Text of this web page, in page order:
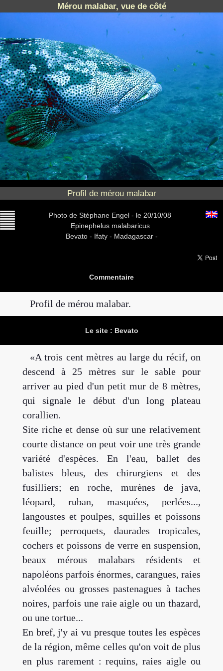
Mérou malabar, vue de côté
Profil de mérou malabar
Photo de Stéphane Engel - le 20/10/08
Epinephelus malabaricus
Bevato - Ifaty - Madagascar -
Commentaire
Profil de mérou malabar.
Le site : Bevato
A trois cent mètres au large du récif, on
descend à 25 mètres sur le sable pour
arriver au pied d'un petit mur de 8 mètres,
qui signale le début d'un long plateau
corallien.
Site riche et dense où sur une relativement
courte distance on peut voir une très grande
variété d'espèces. En l'eau, ballet des
balistes bleus, des chirurgiens et des
fusilliers; en roche, murènes de java,
léopard, ruban, masquées, perlées...,
langoustes et poulpes, squilles et poissons
feuille; perroquets, daurades tropicales,
cochers et poissons de verre en suspension,
beaux mérous malabars résidents et
napoléons parfois énormes, carangues, raies
alvéolées ou grosses pastenagues à taches
noires, parfois une raie aigle ou un thazard,
ou une tortue...
En bref, j'y ai vu presque toutes les espèces
de la région, même celles qu'on voit de plus
en plus rarement : requins, raies aigle ou